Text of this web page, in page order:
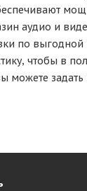
аудио и
по
чтобы в
можете